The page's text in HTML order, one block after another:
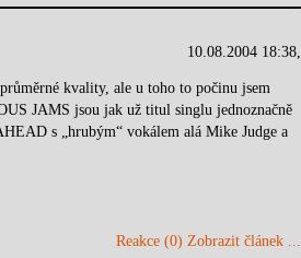
10.08.2004 18:38,
kvality, ale u toho to počinu jsem
JAMS jsou jak už titul singlu jednoznačně
s „hrubým“ vokálem alá Mike Judge a
Reakce (0) Zobrazit článek ...